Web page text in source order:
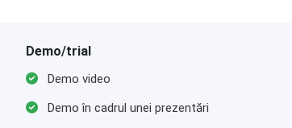
Demo/trial
Demo video
Demo în cadrul unei prezentări